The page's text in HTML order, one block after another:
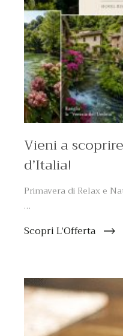
Vieni a
d’Italia!
Primavera di Relax e
…
Scopri L'Offerta